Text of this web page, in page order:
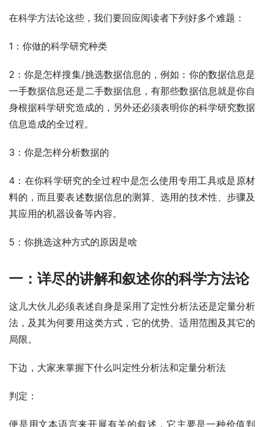
在科学方法论这些，我们要回应阅读者下列好多个难题：
1：你做的科学研究种类
2：你是怎样搜集/挑选数据信息的，例如：你的数据信息是
一手数据信息还是二手数据信息，有那些数据信息就是你自
身根据科学研究造成的，另外还必须表明你的科学研究数据
信息造成的全过程。
3：你是怎样分析数据的
4：在你科学研究的全过程中是怎么使用专用工具或是原材
料的，而且要表述数据信息的测算、选用的技术性、步骤及
其应用的机器设备等内容。
5：你挑选这种方式的原因是啥
一：详尽的讲解和叙述你的科学方法论
这儿大伙儿必须表述自身是采用了定性分析法还是定量分析
法，及其为何要用这类方式，它的优势、适用范围及其它的
局限。
下边，大家来掌握下什么叫定性分析法和定量分析法
判定：
便是用文本语言来开展有关的叙述，它主要是一种价值判